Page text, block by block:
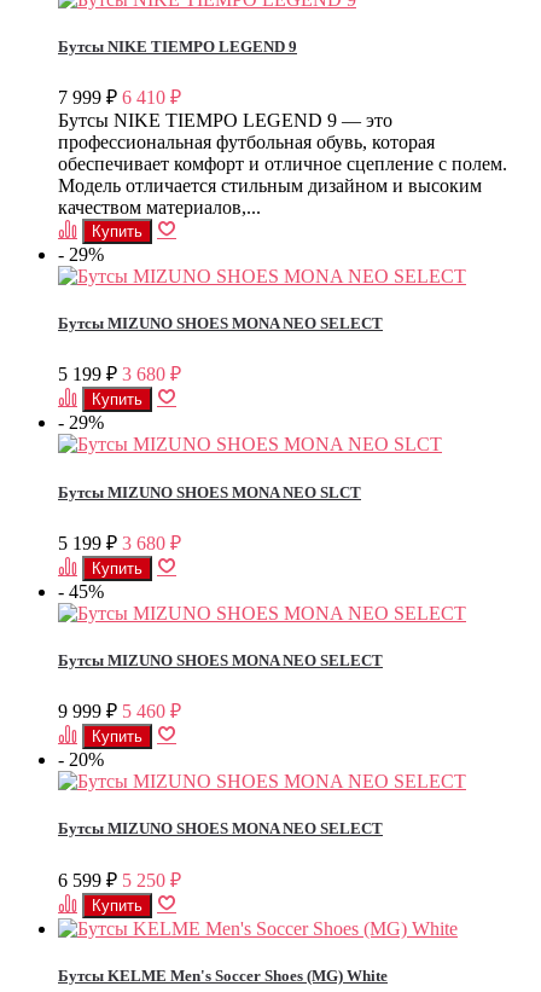
Бутсы NIKE TIEMPO LEGEND 9
7 999 ₽ 6 410 ₽
Бутсы NIKE TIEMPO LEGEND 9 — это
профессиональная футбольная обувь, которая
обеспечивает комфорт и отличное сцепление с полем.
Модель отличается стильным дизайном и высоким
качеством материалов,...
- 29%
Бутсы MIZUNO SHOES MONA NEO SELECT
5 199 ₽ 3 680 ₽
- 29%
Бутсы MIZUNO SHOES MONA NEO SLCT
5 199 ₽ 3 680 ₽
- 45%
Бутсы MIZUNO SHOES MONA NEO SELECT
9 999 ₽ 5 460 ₽
- 20%
Бутсы MIZUNO SHOES MONA NEO SELECT
6 599 ₽ 5 250 ₽
Бутсы KELME Men's Soccer Shoes (MG) White